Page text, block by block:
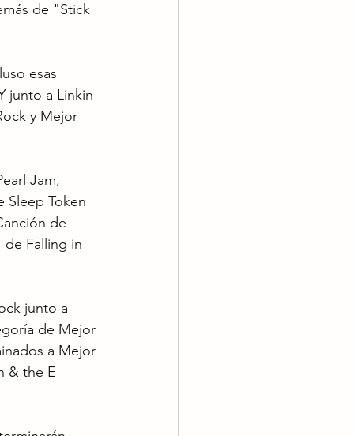
de "Stick
esas
junto a Linkin
y Mejor
Jam,
Sleep Token
de
de Falling in
junto a
de Mejor
a Mejor
& the E